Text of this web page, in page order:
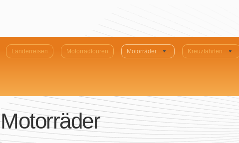
Länderreisen Motorradtouren Motorräder Kreuzfahrten
Motorräder